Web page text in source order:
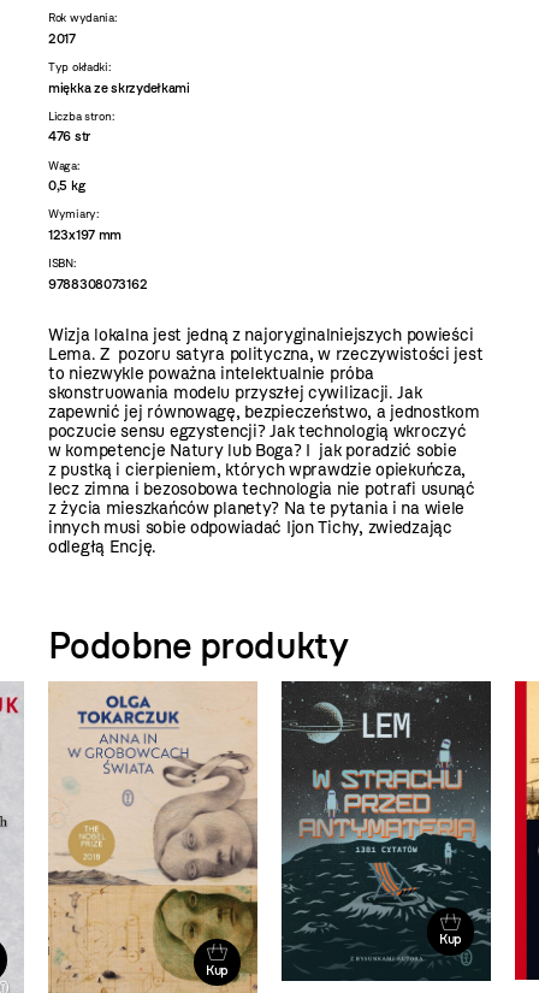
Rok wydania:
2017
Typ okładki:
miękka ze skrzydełkami
Liczba stron:
476 str
Waga:
0,5 kg
Wymiary:
123x197 mm
ISBN:
9788308073162
Wizja lokalna jest jedną z najoryginalniejszych powieści
Lema. Z pozoru satyra polityczna, w rzeczywistości jest
to niezwykle poważna intelektualnie próba
skonstruowania modelu przyszłej cywilizacji. Jak
zapewnić jej równowagę, bezpieczeństwo, a jednostkom
poczucie sensu egzystencji? Jak technologią wkroczyć
w kompetencje Natury lub Boga? I jak poradzić sobie
z pustką i cierpieniem, których wprawdzie opiekuńcza,
lecz zimna i bezosobowa technologia nie potrafi usunąć
z życia mieszkańców planety? Na te pytania i na wiele
innych musi sobie odpowiadać Ijon Tichy, zwiedzając
odległą Encję.
Podobne produkty
Kup
Kup